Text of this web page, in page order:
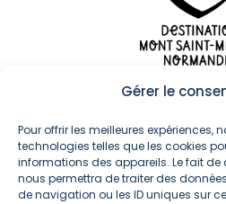
Gérer le
Pour offrir les meilleures expériences,
technologies telles que les cookies
informations des appareils. Le fait
nous permettra de traiter des
de navigation ou les ID uniques sur
Me
suivre